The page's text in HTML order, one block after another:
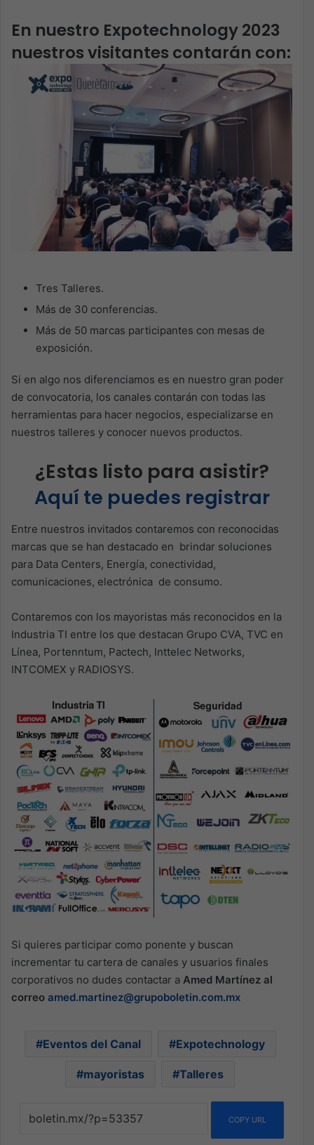
En nuestro Expotechnology 2023
nuestros visitantes contarán con:
Tres Talleres.
Más de 30 conferencias.
Más de 50 marcas participantes con mesas de
exposición.
Si en algo nos diferenciamos es en nuestro gran poder
de convocatoria, los canales contarán con todas las
herramientas para hacer negocios, especializarse en
nuestros talleres y conocer nuevos productos.
¿Estas listo para asistir?
Aquí te puedes registrar
Entre nuestros invitados contaremos con reconocidas
marcas que se han destacado en brindar soluciones
para Data Centers, Energía, conectividad,
comunicaciones, electrónica de consumo.
Contaremos con los mayoristas más reconocidos en la
Industria TI entre los que destacan Grupo CVA, TVC en
Línea, Portenntum, Pactech, Inttelec Networks,
INTCOMEX y RADIOSYS.
Si quieres participar como ponente y buscan
incrementar tu cartera de canales y usuarios finales
corporativos no dudes contactar a Amed Martínez al
correo amed.martinez@grupoboletin.com.mx
Eventos del Canal Expotechnology
mayoristas Talleres
COPY URL